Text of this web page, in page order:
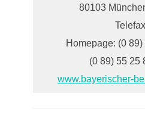
80103
Homepage: (0
(0 89) 55 25
www.bayerischer-